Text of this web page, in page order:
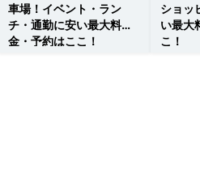
車場！イベント・ラン
チ・通勤に安い最大料
金・予約はここ！
ショッ
い最大
こ！